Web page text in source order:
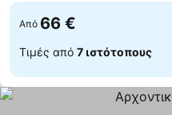
Από 66 €
Τιμές από 7 ιστότοπους